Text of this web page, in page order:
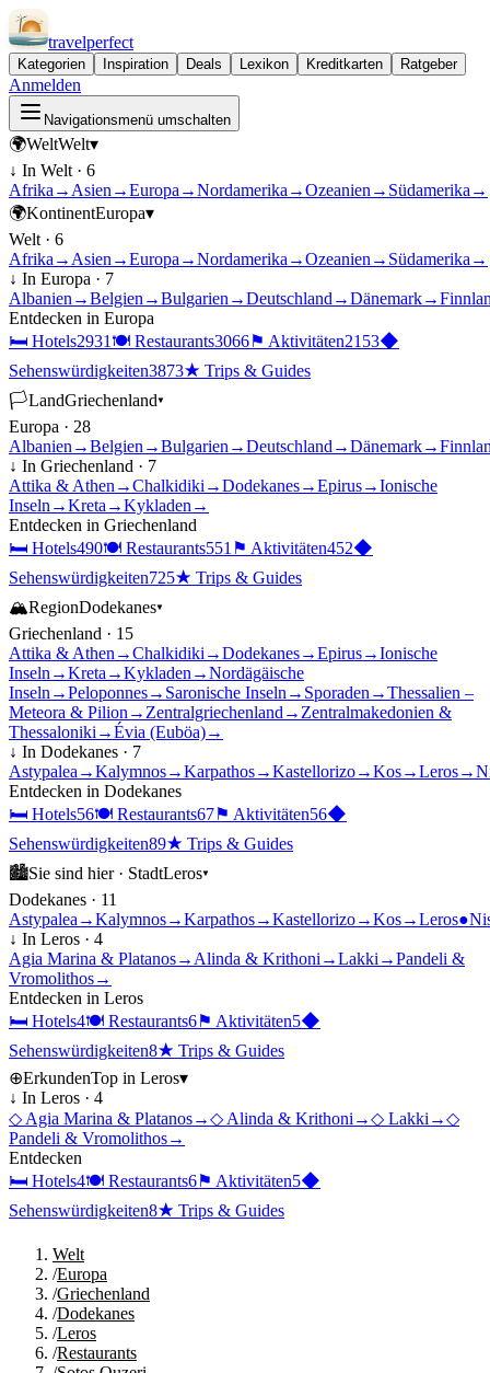
travelperfect
Kategorien Inspiration Deals Lexikon Kreditkarten Ratgeber
Anmelden
Navigationsmenü umschalten
🌍WeltWelt▾
↓ In Welt · 6
Afrika → Asien →Europa →Nordamerika →Ozeanien → Südamerika →
🌍KontinentEuropa▾
Welt · 6
Afrika → Asien →Europa →Nordamerika →Ozeanien → Südamerika →
↓ In Europa · 7
Albanien →Belgien →Bulgarien →Deutschland →Dänemark→
Entdecken in Europa
🛏 Hotels2931 🍽 Restaurants3066⚑ Aktivitäten2153◆
Sehenswürdigkeiten3873★ Trips & Guides
🏳LandGriechenland▾
Europa · 28
Albanien →Belgien →Bulgarien →Deutschland →Dänemark→
↓ In Griechenland · 7
Attika & Athen →Chalkidiki →Dodekanes→Epirus→Ionische
Inseln →Kreta →Kykladen →
Entdecken in Griechenland
🛏 Hotels490🍽 Restaurants551 ⚑ Aktivitäten452◆
Sehenswürdigkeiten725★ Trips & Guides
🏔RegionDodekanes▾
Griechenland · 15
Attika & Athen →Chalkidiki →Dodekanes→Epirus→Ionische
Inseln →Kreta →Kykladen →Nordägäische
Inseln →Peloponnes→ Saronische Inseln → Sporaden →Thessalien –
Meteora & Pilion → Zentralgriechenland → Zentralmakedonien &
Thessaloniki →Évia (Euböa)→
↓ In Dodekanes · 7
Astypalea →Kalymnos→Karpathos→Kastellorizo→Kos→Leros→
Entdecken in Dodekanes
🛏 Hotels56🍽 Restaurants67⚑ Aktivitäten56◆
Sehenswürdigkeiten89★ Trips & Guides
🏙Sie sind hier · StadtLeros▾
Dodekanes · 11
Astypalea →Kalymnos→Karpathos→Kastellorizo→Kos→Leros●
↓ In Leros · 4
Agia Marina & Platanos→ Alinda & Krithoni →Lakki →Pandeli &
Vromolithos→
Entdecken in Leros
🛏 Hotels4🍽 Restaurants6⚑ Aktivitäten5◆
Sehenswürdigkeiten8★ Trips & Guides
⊕ErkundenTop in Leros▾
↓ In Leros · 4
◇ Agia Marina & Platanos→◇ Alinda & Krithoni →◇ Lakki →◇
Pandeli & Vromolithos→
Entdecken
🛏 Hotels4🍽 Restaurants6⚑ Aktivitäten5◆
Sehenswürdigkeiten8★ Trips & Guides
Welt
/Europa
/Griechenland
/Dodekanes
/Leros
/Restaurants